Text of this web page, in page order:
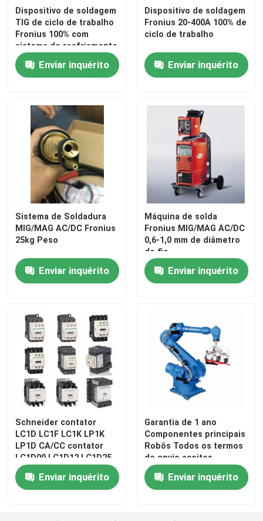
Casa
Produtos
Dispositivo de soldagem
TIG de ciclo de trabalho
Fronius 100% com
sistema de resfriamento
de ar/água
Enviar inquérito
Dispositivo de soldagem
Fronius 20-400A 100% de
ciclo de trabalho
Enviar inquérito
Sistema de Soldadura
MIG/MAG AC/DC Fronius
25kg Peso
Enviar inquérito
Máquina de solda
Fronius MIG/MAG AC/DC
0,6-1,0 mm de diâmetro
do fio
Enviar inquérito
Schneider contator
LC1D LC1F LC1K LP1K
LP1D CA/CC contator
LC1D09 LC1D12 LC1D25
LC1D32 LC1D40 LC1D50A
Enviar inquérito
Garantia de 1 ano
Componentes principais
Robôs Todos os termos
de envio aceitos
Enviar inquérito